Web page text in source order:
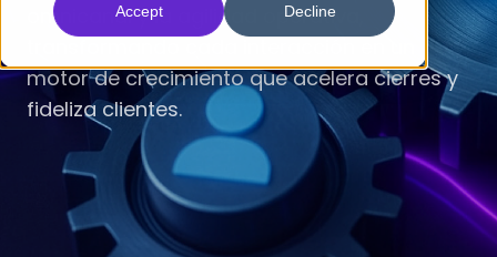
Accept Decline
omnicanal y la agilidad operativa,
motor de crecimiento que acelera cierres y
fideliza clientes.